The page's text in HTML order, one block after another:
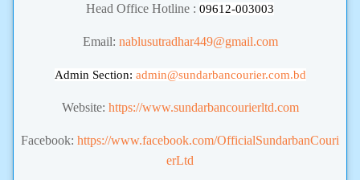
Head Office Hotline : 09612-003003
Email: nablusutradhar449@gmail.com
Admin Section: admin@sundarbancourier.com.bd
Website: https://www.sundarbancourierltd.com
Facebook: https://www.facebook.com/OfficialSundarbanCouri
erLtd